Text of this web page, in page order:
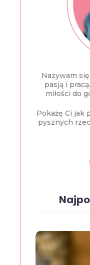
Nazywam
pasją i
miłości do
Pokażę Ci jak
pysznych